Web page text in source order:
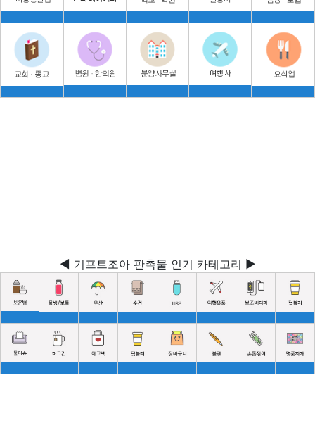
◀ 기프트조아 판촉물 인기 카테고리 ▶